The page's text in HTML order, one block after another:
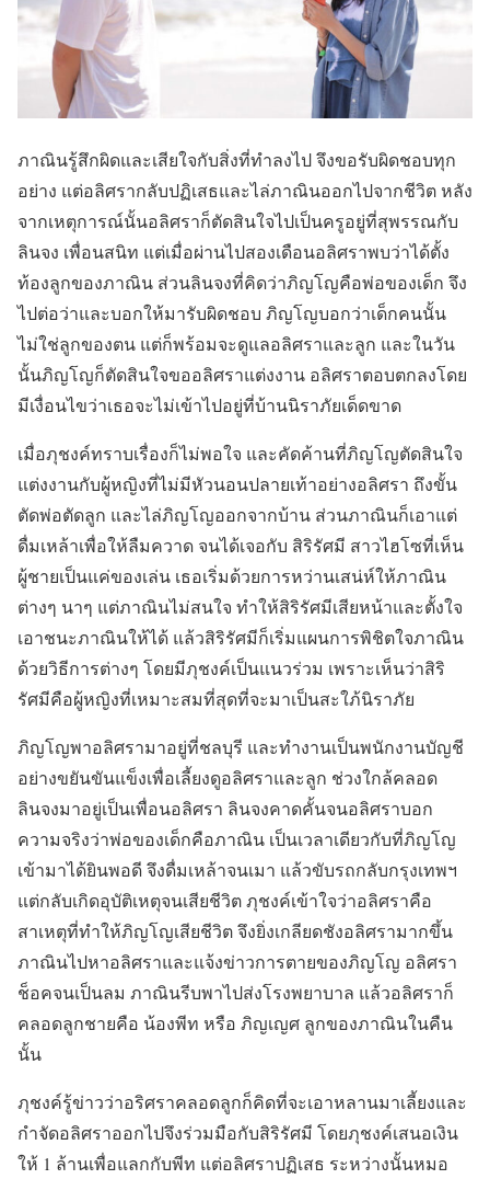
ภาณินรู้สึกผิดและเสียใจกับสิ่งที่ทำลงไป จึงขอรับผิดชอบทุก
อย่าง แต่อลิศรากลับปฏิเสธและไล่ภาณินออกไปจากชีวิต หลัง
จากเหตุการณ์นั้นอลิศราก็ตัดสินใจไปเป็นครูอยู่ที่สุพรรณกับ
ลินจง เพื่อนสนิท แต่เมื่อผ่านไปสองเดือนอลิศราพบว่าได้ตั้ง
ท้องลูกของภาณิน ส่วนลินจงที่คิดว่าภิญโญคือพ่อของเด็ก จึง
ไปต่อว่าและบอกให้มารับผิดชอบ ภิญโญบอกว่าเด็กคนนั้น
ไม่ใช่ลูกของตน แต่ก็พร้อมจะดูแลอลิศราและลูก และในวัน
นั้นภิญโญก็ตัดสินใจขออลิศราแต่งงาน อลิศราตอบตกลงโดย
มีเงื่อนไขว่าเธอจะไม่เข้าไปอยู่ที่บ้านนิราภัยเด็ดขาด
เมื่อภุชงค์ทราบเรื่องก็ไม่พอใจ และคัดค้านที่ภิญโญตัดสินใจ
แต่งงานกับผู้หญิงที่ไม่มีหัวนอนปลายเท้าอย่างอลิศรา ถึงขั้น
ตัดพ่อตัดลูก และไล่ภิญโญออกจากบ้าน ส่วนภาณินก็เอาแต่
ดื่มเหล้าเพื่อให้ลืมควาด จนได้เจอกับ สิริรัศมี สาวไฮโซที่เห็น
ผู้ชายเป็นแค่ของเล่น เธอเริ่มด้วยการหว่านเสน่ห์ให้ภาณิน
ต่างๆ นาๆ แต่ภาณินไม่สนใจ ทำให้สิริรัศมีเสียหน้าและตั้งใจ
เอาชนะภาณินให้ได้ แล้วสิริรัศมีก็เริ่มแผนการพิชิตใจภาณิน
ด้วยวิธีการต่างๆ โดยมีภุชงค์เป็นแนวร่วม เพราะเห็นว่าสิริ
รัศมีคือผู้หญิงที่เหมาะสมที่สุดที่จะมาเป็นสะใภ้นิราภัย
ภิญโญพาอลิศรามาอยู่ที่ชลบุรี และทำงานเป็นพนักงานบัญชี
อย่างขยันขันแข็งเพื่อเลี้ยงดูอลิศราและลูก ช่วงใกล้คลอด
ลินจงมาอยู่เป็นเพื่อนอลิศรา ลินจงคาดคั้นจนอลิศราบอก
ความจริงว่าพ่อของเด็กคือภาณิน เป็นเวลาเดียวกับที่ภิญโญ
เข้ามาได้ยินพอดี จึงดื่มเหล้าจนเมา แล้วขับรถกลับกรุงเทพฯ
แต่กลับเกิดอุบัติเหตุจนเสียชีวิต ภุชงค์เข้าใจว่าอลิศราคือ
สาเหตุที่ทำให้ภิญโญเสียชีวิต จึงยิ่งเกลียดชังอลิศรามากขึ้น
ภาณินไปหาอลิศราและแจ้งข่าวการตายของภิญโญ อลิศรา
ช็อคจนเป็นลม ภาณินรีบพาไปส่งโรงพยาบาล แล้วอลิศราก็
คลอดลูกชายคือ น้องพีท หรือ ภิญเญศ ลูกของภาณินในคืน
นั้น
ภุชงค์รู้ข่าวว่าอริศราคลอดลูกก็คิดที่จะเอาหลานมาเลี้ยงและ
กำจัดอลิศราออกไปจึงร่วมมือกับสิริรัศมี โดยภุชงค์เสนอเงิน
ให้ 1 ล้านเพื่อแลกกับพีท แต่อลิศราปฏิเสธ ระหว่างนั้นหมอ